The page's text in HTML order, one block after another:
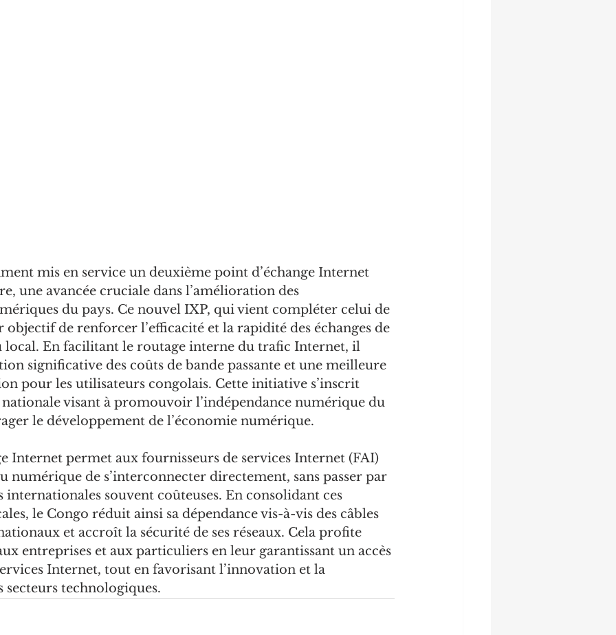
mis en service un deuxième point d’échange Internet
une avancée cruciale dans l’amélioration des
du pays. Ce nouvel IXP, qui vient compléter celui de
de renforcer l’efficacité et la rapidité des échanges de
local. En facilitant le routage interne du trafic Internet, il
significative des coûts de bande passante et une meilleure
pour les utilisateurs congolais. Cette initiative s’inscrit
nationale visant à promouvoir l’indépendance numérique du
le développement de l’économie numérique.
Internet permet aux fournisseurs de services Internet (FAI)
numérique de s’interconnecter directement, sans passer par
souvent coûteuses. En consolidant ces
le Congo réduit ainsi sa dépendance vis-à-vis des câbles
et accroît la sécurité de ses réseaux. Cela profite
entreprises et aux particuliers en leur garantissant un accès
Internet, tout en favorisant l’innovation et la
secteurs technologiques.